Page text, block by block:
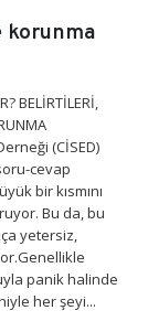
korunma
BELİRTİLERİ,
(CİSED)
cevap
bir kısmını
Bu da, bu
yetersiz,
panik halinde
her şeyi...